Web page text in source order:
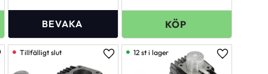
till i favoriter Lägg till i favoriter Lägg till i
12 st i lager